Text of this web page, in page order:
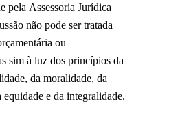
pela Assessoria Jurídica
não pode ser tratada
ou
sim à luz dos princípios da
da moralidade, da
e da integralidade.